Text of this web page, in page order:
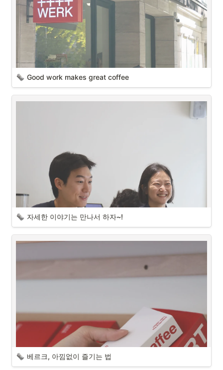
Good work makes great coffee
자세한 이야기는 만나서 하자~!
베르크, 아낌없이 즐기는 법